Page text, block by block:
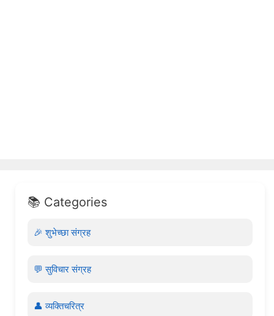
📚 Categories
🎉 शुभेच्छा संग्रह
💬 सुविचार संग्रह
👤 व्यक्तिचरित्र